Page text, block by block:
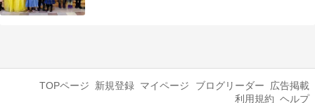
TOPページ 新規登録 マイページ ブログリーダー
広告掲載
利用規約 ヘルプ